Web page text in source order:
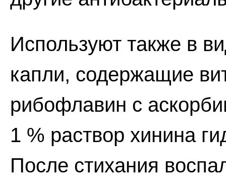
Используют также в
капли, содержащие
рибофлавин с
1 % раствор хинина
После стихания